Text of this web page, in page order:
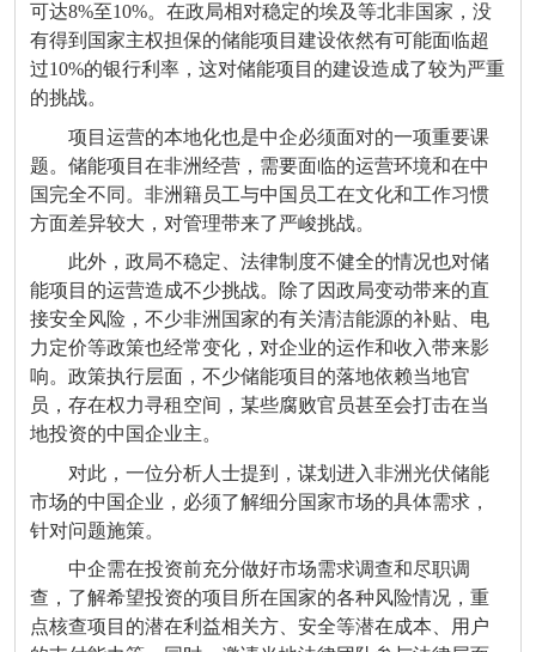
可达8%至10%。在政局相对稳定的埃及等北非国家，没
有得到国家主权担保的储能项目建设依然有可能面临超
过10%的银行利率，这对储能项目的建设造成了较为严重
的挑战。
项目运营的本地化也是中企必须面对的一项重要课
题。储能项目在非洲经营，需要面临的运营环境和在中
国完全不同。非洲籍员工与中国员工在文化和工作习惯
方面差异较大，对管理带来了严峻挑战。
此外，政局不稳定、法律制度不健全的情况也对储
能项目的运营造成不少挑战。除了因政局变动带来的直
接安全风险，不少非洲国家的有关清洁能源的补贴、电
力定价等政策也经常变化，对企业的运作和收入带来影
响。政策执行层面，不少储能项目的落地依赖当地官
员，存在权力寻租空间，某些腐败官员甚至会打击在当
地投资的中国企业主。
对此，一位分析人士提到，谋划进入非洲光伏储能
市场的中国企业，必须了解细分国家市场的具体需求，
针对问题施策。
中企需在投资前充分做好市场需求调查和尽职调
查，了解希望投资的项目所在国家的各种风险情况，重
点核查项目的潜在利益相关方、安全等潜在成本、用户